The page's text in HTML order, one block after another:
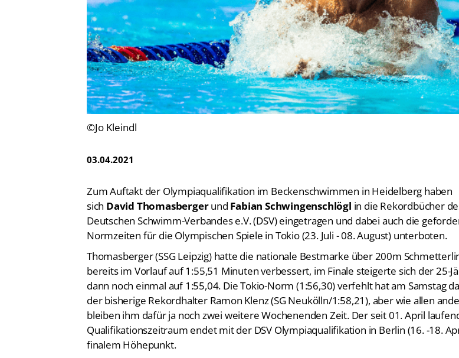
©Jo Kleindl
03.04.2021
Zum Auftakt der Olympiaqualifikation im Beckenschwimmen in Heidelberg haben
sich David Thomasbergerund Fabian Schwingenschlögl in die Rekordbücher
Deutschen Schwimm-Verbandes e.V. (DSV) eingetragen und dabei auch die
Normzeiten für die Olympischen Spiele in Tokio (23. Juli - 08. August) unterboten.
Thomasberger (SSG Leipzig) hatte die nationale Bestmarke über 200m
bereits im Vorlauf auf 1:55,51 Minuten verbessert, im Finale steigerte sich der 25-
dann noch einmal auf 1:55,04. Die Tokio-Norm (1:56,30) verfehlt hat am Samstag
der bisherige Rekordhalter Ramon Klenz (SG Neukölln/1:58,21), aber wie allen
bleiben ihm dafür ja noch zwei weitere Wochenenden Zeit. Der seit 01. April
Qualifikationszeitraum endet mit der DSV Olympiaqualifikation in Berlin (16. -18.
finalem Höhepunkt.
Lizenzwesen
Zentrale Hinweisstelle
Anti-Doping
Recht auf sicheren Schwimmsport
Freiwasserschwimmen
Wasserspringen
Wasserball
Synchronschwimmen
Masterssport